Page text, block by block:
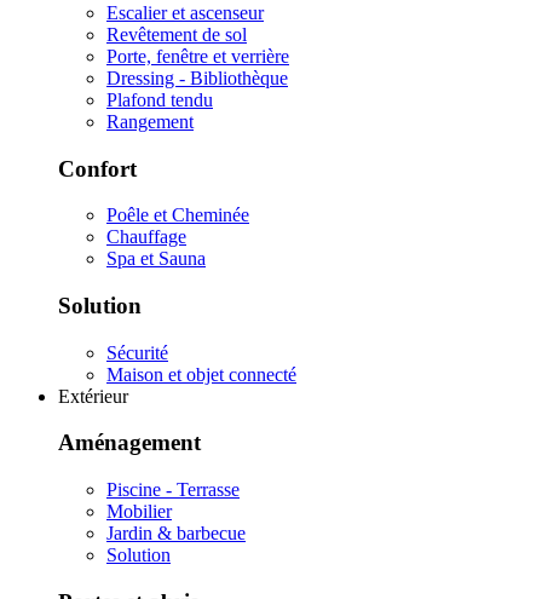
Escalier et ascenseur
Revêtement de sol
Porte, fenêtre et verrière
Dressing - Bibliothèque
Plafond tendu
Rangement
Confort
Poêle et Cheminée
Chauffage
Spa et Sauna
Solution
Sécurité
Maison et objet connecté
Extérieur
Aménagement
Piscine - Terrasse
Mobilier
Jardin & barbecue
Solution